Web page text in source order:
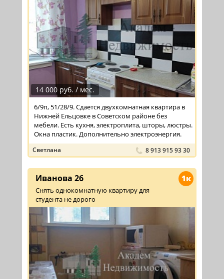
14 000 руб. / мес.
6/9п, 51/28/9. Сдается двухкомнатная квартира в
Нижней Ельцовке в Советском районе без
мебели. Есть кухня, электроплита, шторы, люстры.
Окна пластик. Дополнительно электроэнергия.
Светлана 8 913 915 93 30
1к
Иванова 26
Снять однокомнатную квартиру для
студента не дорого